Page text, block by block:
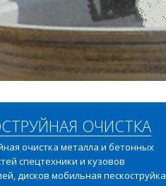
ОЧИСТКА
очистка металла и бетонных
спецтехники и кузовов
дисков мобильная пескоструйка